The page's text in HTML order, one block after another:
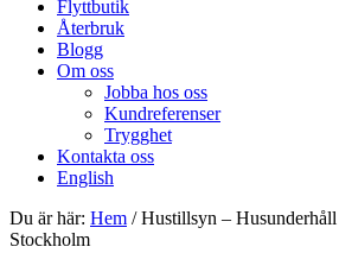
Flyttbutik
Återbruk
Blogg
Om oss
Jobba hos oss
Kundreferenser
Trygghet
Kontakta oss
English
Du är här: Hem /Hustillsyn – Husunderhåll
Stockholm